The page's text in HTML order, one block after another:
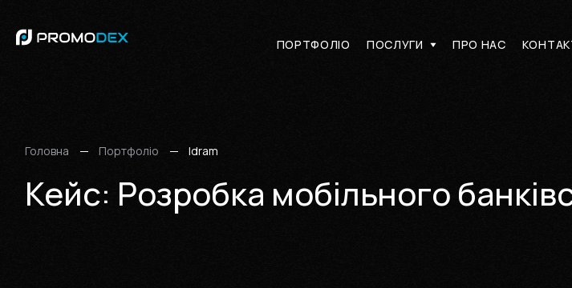
ПОРТФОЛІО
ПОСЛУГИ
ПРО НАС
Головна Портфоліо Idram
Кейс: Розробка мобільного